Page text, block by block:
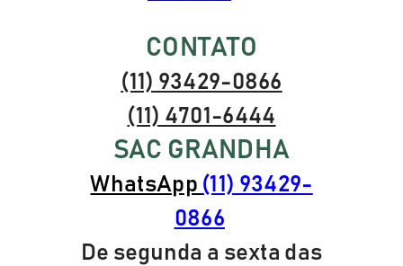
CONTATO
(11) 93429-0866
(11) 4701-6444
SAC GRANDHA
WhatsApp (11) 93429-
0866
De segunda a sexta das